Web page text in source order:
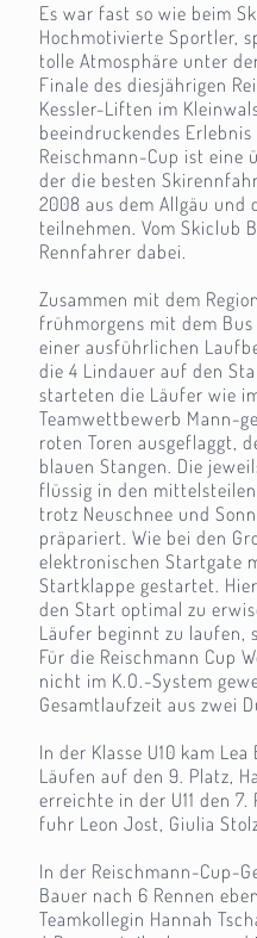
Es war fast so wie beim
Hochmotivierte Sportler,
tolle Atmosphäre unter
Finale des diesjährigen
Kessler-Liften im
beeindruckendes Erlebnis
Reischmann-Cup ist eine
der die besten
2008 aus dem Allgäu und
teilnehmen. Vom Skiclub
Rennfahrer dabei.
Zusammen mit dem
frühmorgens mit dem
einer ausführlichen
die 4 Lindauer auf den
starteten die Läufer wie
Teamwettbewerb Mann-
roten Toren ausgeflaggt,
blauen Stangen. Die
flüssig in den
trotz Neuschnee und
präpariert. Wie bei den
elektronischen Startgate
Startklappe gestartet.
den Start optimal zu
Läufer beginnt zu laufen,
Für die Reischmann Cup
nicht im K.O.-System
Gesamtlaufzeit aus zwei
In der Klasse U10 kam
Läufen auf den 9. Platz,
erreichte in der U11 den
fuhr Leon Jost, Giulia
In der Reischmann-Cup-
Bauer nach 6 Rennen
Teamkollegin Hannah